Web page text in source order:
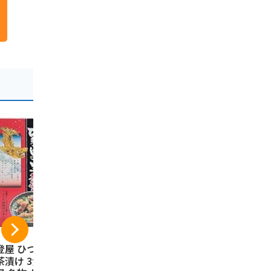
屋 ひつまぶしの
漬け 3食入り 名